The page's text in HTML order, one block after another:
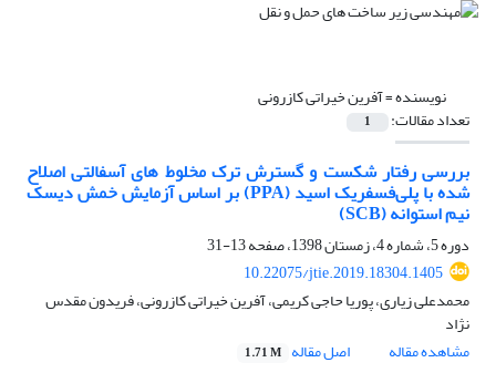
نویسنده =آفرین خیراتی کازرونی
تعداد مقالات: 1
بررسی رفتار شکست و گسترش ترک مخلوط های آسفالتی اصلاح
شده با پلی‌‌فسفریک اسید (PPA) بر اساس آزمایش خمش دیسک
نیم استوانه (SCB)
دوره 5، شماره 4، زمستان 1398، صفحه
13-31
10.22075/jtie.2019.18304.1405
محمدعلی زیاری، پوریا حاجی کریمی، آفرین خیراتی کازرونی، فریدون مقدس
نژاد
مشاهده مقاله
اصل مقاله 1.71 M